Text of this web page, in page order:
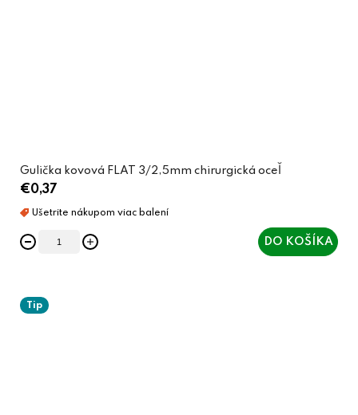
Gulička kovová FLAT 3/2,5mm chirurgická oceľ
€0,37
DO KOŠÍKA
Tip